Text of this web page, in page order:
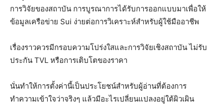
การวิจัยของสถาบัน การบูรณาการได้รับการออกแบบมาเพื่อให้
ข้อมูลเครือข่าย Sui ง่ายต่อการวิเคราะห์สำหรับผู้ใช้มืออาชีพ
เรื่องราวควรมีกรอบความโปร่งใสและการวิจัยเชิงสถาบัน ไม่รับ
ประกัน TVL หรือการเติบโตของราคา
นั่นทำให้การตั้งค่านี้เป็นประโยชน์สำหรับผู้อ่านที่ต้องการ
ทำความเข้าใจว่าจริงๆ แล้วมีอะไรเปลี่ยนแปลงอยู่ใต้ผิวเผิน